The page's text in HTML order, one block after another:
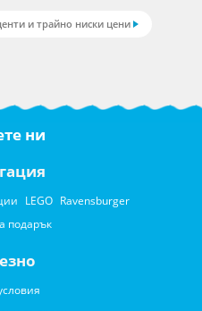
и трайно ниски цени
ни
LEGO Ravensburger
подарък